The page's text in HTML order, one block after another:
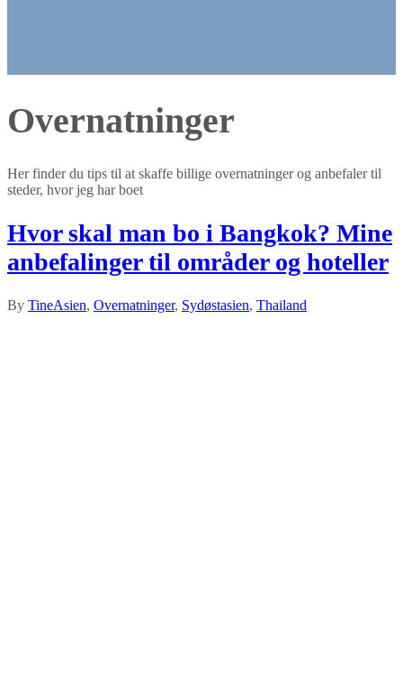
Overnatninger
Her finder du tips til at skaffe billige overnatninger og anbefaler til
steder, hvor jeg har boet
Hvor skal man bo i Bangkok? Mine
anbefalinger til områder og hoteller
By TineAsien, Overnatninger, Sydøstasien, Thailand